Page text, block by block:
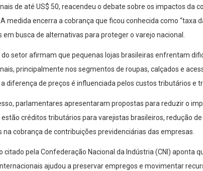
de até US$ 50, reacendeu o debate sobre os impactos da
medida encerra a cobrança que ficou conhecida como “taxa
em busca de alternativas para proteger o varejo nacional.
do setor afirmam que pequenas lojas brasileiras enfrentam
principalmente nos segmentos de roupas, calçados e
diferença de preços é influenciada pelos custos tributários e
parlamentares apresentaram propostas para reduzir o
estão créditos tributários para varejistas brasileiros, redução
na cobrança de contribuições previdenciárias das empresas.
citado pela Confederação Nacional da Indústria (CNI) aponta
ajudou a preservar empregos e movimentar